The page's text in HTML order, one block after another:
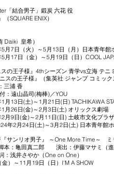
「結合男子」鍛炭 六花 役
SQUARE ENIX）
Daiki 皇希）
5月7日（火）～5月13日（月）日本青年館
月17日（金）～5月19日（日）COOL
の王子様』4thシーズン 青学vs立海 テニ
スの王子様』（集英社 ジャンプ コミック
三浦 香
遠山晶司(梅棒)／YOU
月13日(土)～1月21日(日) TACHIKAWA
1月26日(金)～2月3日(土) オリックス劇場
2月9日(金)～2月11日(日) 土岐市文化プラ
年2月24日(土)～3月2日(土) 日本青年館
サンリオ男子』 ～One More Time～ ミ
：亀田真二郎 演出：伊藤マサミ（進
浅井さやか（One on One）
）～11月19日（日）I'M A SHOW